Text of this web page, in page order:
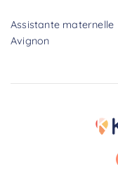
Assistante maternelle
Avignon